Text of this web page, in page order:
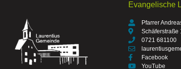
Evangelische
Pfarrer
Schäferstraße
0721 681100
Facebook
YouTube